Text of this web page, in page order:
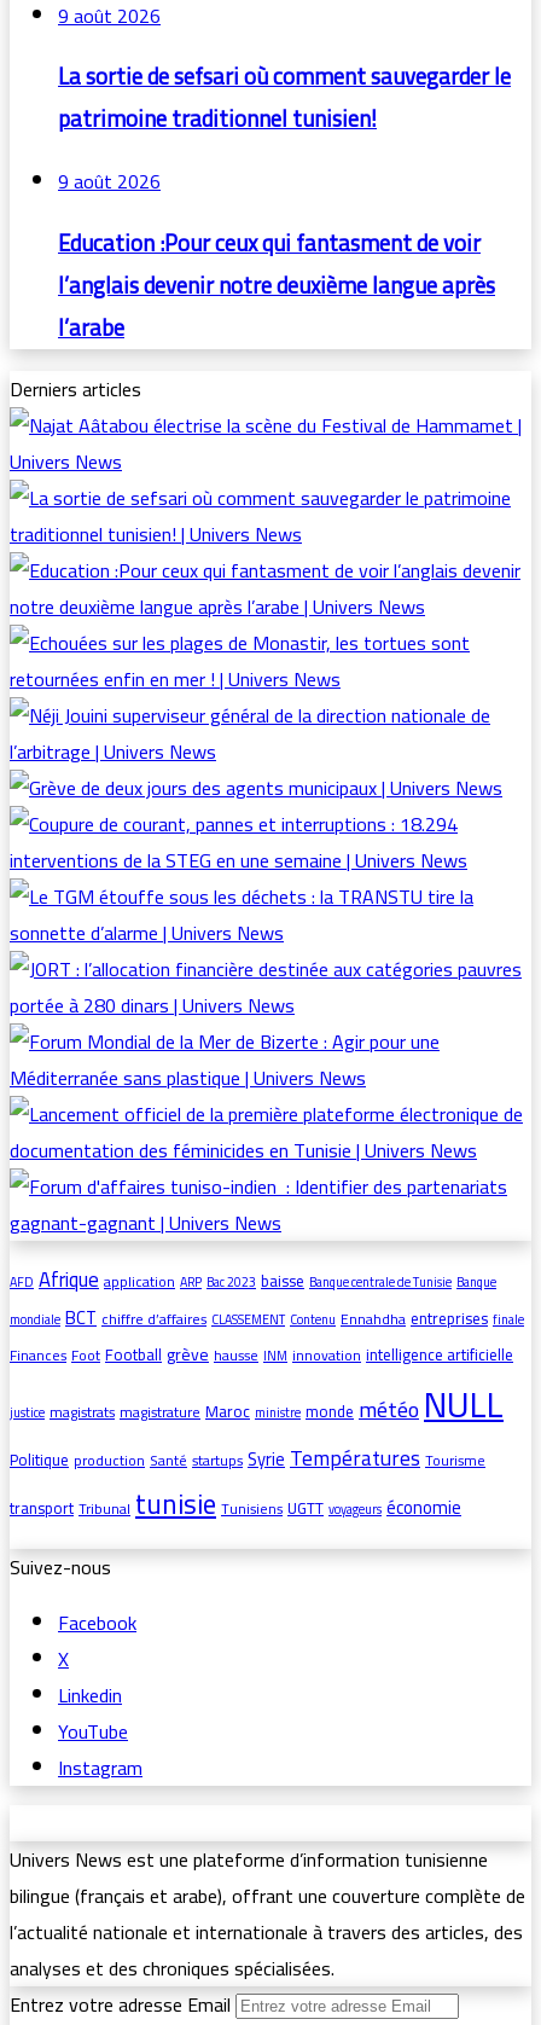
9 août 2026
La sortie de sefsari où comment sauvegarder le
patrimoine traditionnel tunisien!
9 août 2026
Education :Pour ceux qui fantasment de voir
l’anglais devenir notre deuxième langue après
l’arabe
Derniers articles
AFD Afriqueapplication ARP Bac 2023 baisse Banque centrale de Tunisie Banque
mondiale BCTchiffre d’affaires CLASSEMENT Contenu Ennahdhaentreprises finale
FinancesFootFootballgrèvehausse INM innovationintelligence artificielle
justice magistratsmagistratureMaroc ministre mondemétéoNULL
Politique productionSantéstartupsSyrieTempératuresTourisme
transportTribunaltunisieTunisiensUGTT voyageurs économie
Suivez-nous
Facebook
X
Linkedin
YouTube
Instagram
Univers News est une plateforme d’information tunisienne
bilingue (français et arabe), offrant une couverture complète de
l’actualité nationale et internationale à travers des articles, des
analyses et des chroniques spécialisées.
Entrez votre adresse Email